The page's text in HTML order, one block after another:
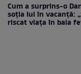
Cum a surprins-o
soția lui în vacanță:
riscat viața în baia